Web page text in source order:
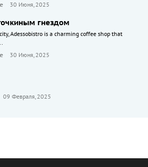
30 Июня, 2025
гнездом
Adessobistro is a charming coffee shop that
30 Июня, 2025
09 Февраля, 2025